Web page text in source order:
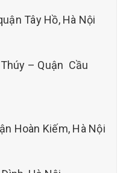
: Giặt thảm
Tây Hồ, Hà Nội
– Quận Cầu
Hoàn Kiếm, Hà Nội